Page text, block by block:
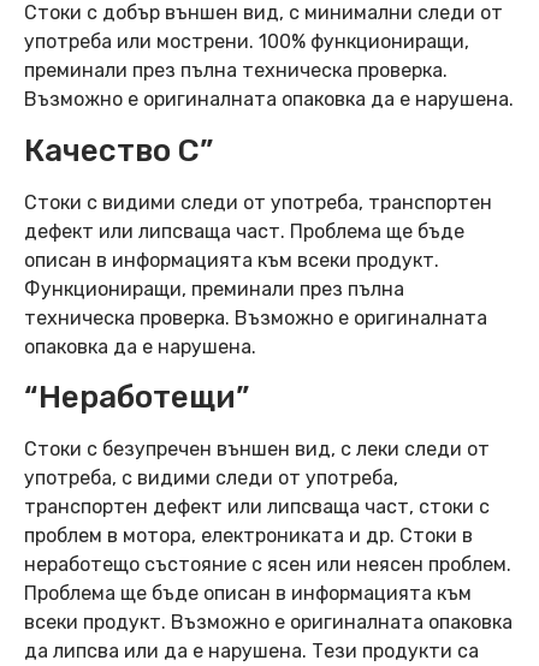
Стоки с добър външен вид, с минимални следи от
употреба или мострени. 100% функциониращи,
преминали през пълна техническа проверка.
Възможно е оригиналната опаковка да е нарушена.
Качество C”
Стоки с видими следи от употреба, транспортен
дефект или липсваща част. Проблема ще бъде
описан в информацията към всеки продукт.
Функциониращи, преминали през пълна
техническа проверка. Възможно е оригиналната
опаковка да е нарушена.
“Неработещи”
Стоки с безупречен външен вид, с леки следи от
употреба, с видими следи от употреба,
транспортен дефект или липсваща част, стоки с
проблем в мотора, електрониката и др. Стоки в
неработещо състояние с ясен или неясен проблем.
Проблема ще бъде описан в информацията към
всеки продукт. Възможно е оригиналната опаковка
да липсва или да е нарушена. Тези продукти са